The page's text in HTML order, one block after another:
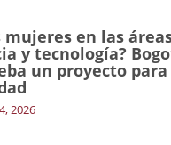
mujeres en las
y tecnología?
un proyecto
2026